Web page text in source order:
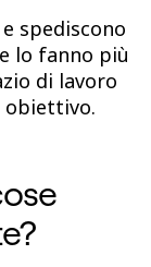
spediscono
lo fanno più
di lavoro
obiettivo.